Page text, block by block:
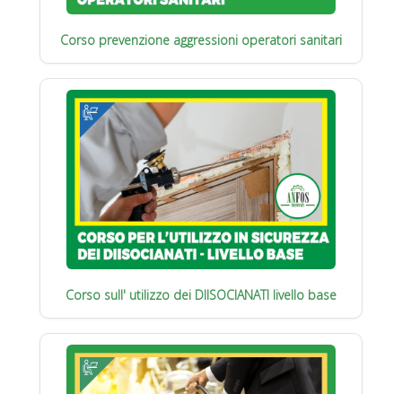
Corso prevenzione aggressioni operatori sanitari
Corso sull' utilizzo dei DIISOCIANATI livello base